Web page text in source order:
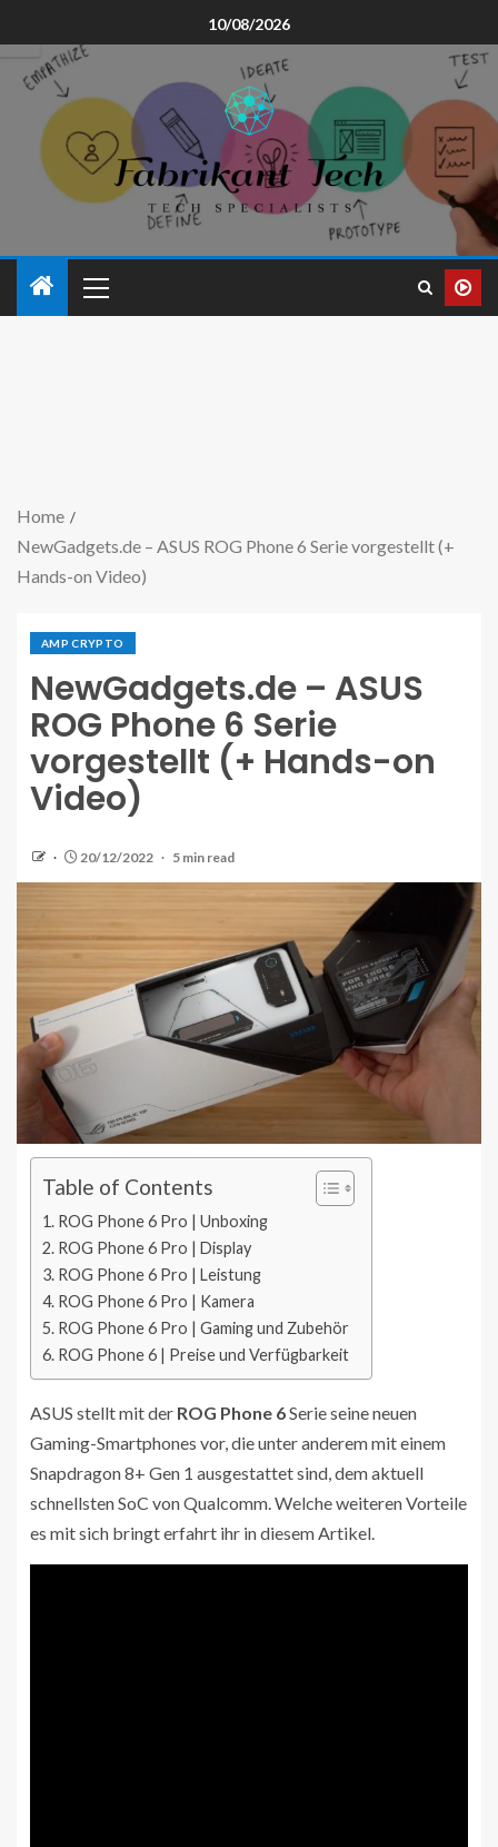
10/08/2026
Home
NewGadgets.de – ASUS ROG Phone 6 Serie vorgestellt (+
Hands-on Video)
AMP CRYPTO
NewGadgets.de – ASUS
ROG Phone 6 Serie
vorgestellt (+ Hands-on
Video)
20/12/2022 5 min read
Table of Contents
ROG Phone 6 Pro | Unboxing
ROG Phone 6 Pro | Display
ROG Phone 6 Pro | Leistung
ROG Phone 6 Pro | Kamera
ROG Phone 6 Pro | Gaming und Zubehör
ROG Phone 6 | Preise und Verfügbarkeit
ASUS stellt mit der ROG Phone 6Serie seine neuen
Gaming-Smartphones vor, die unter anderem mit einem
Snapdragon 8+ Gen 1 ausgestattet sind, dem aktuell
schnellsten SoC von Qualcomm. Welche weiteren Vorteile
es mit sich bringt erfahrt ihr in diesem Artikel.